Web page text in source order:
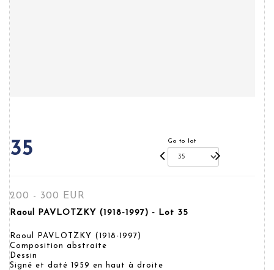
35 Go to lot
200 - 300 EUR
Raoul PAVLOTZKY (1918-1997) - Lot 35
Raoul PAVLOTZKY (1918-1997)
Composition abstraite
Dessin
Signé et daté 1959 en haut à droite